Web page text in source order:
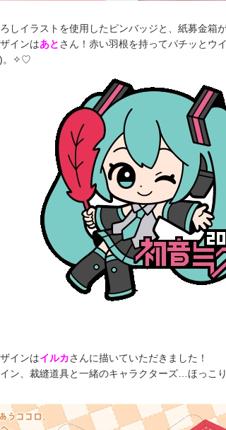
しイラストを使用したピンバッジと、紙募金箱
インはあとさん！赤い羽根を持ってパチッとウ
。✧♡
インはイルカさんに描いていただきました！
ン、裁縫道具と一緒のキャラクターズ…ほっこ